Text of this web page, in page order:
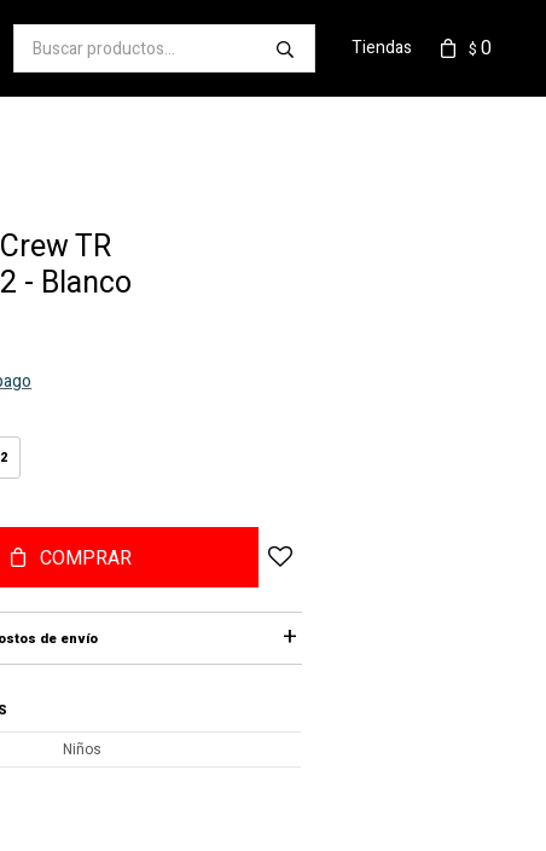
$ 0
Tiendas
TR
- Blanco
COMPRAR
de envío
Niños